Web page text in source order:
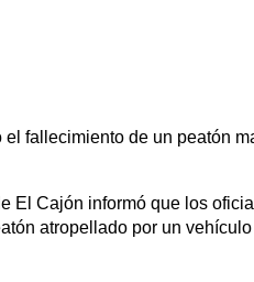
fallecimiento de un peatón
El Cajón informó que los
atropellado por un